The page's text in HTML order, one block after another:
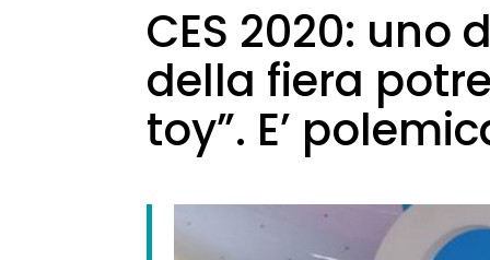
CES 2020: uno
della fiera
toy”. E’